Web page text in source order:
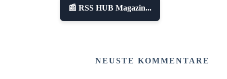
📰 RSS HUB Magazin...
NEUSTE KOMMENTARE